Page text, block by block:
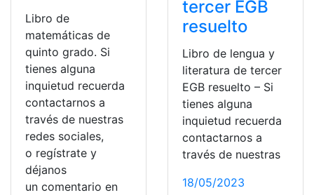
Libro de
matemáticas de
quinto grado. Si
tienes alguna
inquietud recuerda
contactarnos a
través de nuestras
redes sociales,
o regístrate y
déjanos
un comentario en
tercer EGB
resuelto
Libro de lengua y
literatura de tercer
EGB resuelto – Si
tienes alguna
inquietud recuerda
contactarnos a
través de nuestras
18/05/2023